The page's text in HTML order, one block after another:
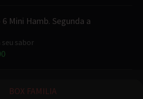
Mini Hamb. Segunda a
seu sabor
BOX FAMILIA